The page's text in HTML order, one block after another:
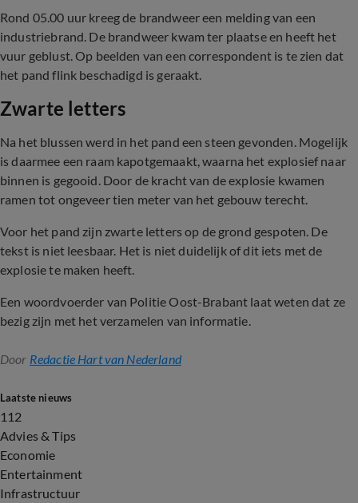
Rond 05.00 uur kreeg de brandweer een melding van een
industriebrand. De brandweer kwam ter plaatse en heeft het
vuur geblust. Op beelden van een correspondent is te zien dat
het pand flink beschadigd is geraakt.
Zwarte letters
Na het blussen werd in het pand een steen gevonden. Mogelijk
is daarmee een raam kapotgemaakt, waarna het explosief naar
binnen is gegooid. Door de kracht van de explosie kwamen
ramen tot ongeveer tien meter van het gebouw terecht.
Voor het pand zijn zwarte letters op de grond gespoten. De
tekst is niet leesbaar. Het is niet duidelijk of dit iets met de
explosie te maken heeft.
Een woordvoerder van Politie Oost-Brabant laat weten dat ze
bezig zijn met het verzamelen van informatie.
Door Redactie Hart van Nederland
Laatste nieuws
112
Advies & Tips
Economie
Entertainment
Infrastructuur